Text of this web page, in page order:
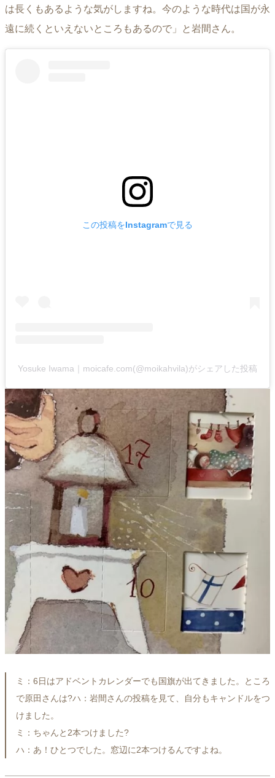
は長くもあるような気がしますね。今のような時代は国が永
遠に続くといえないところもあるので」と岩間さん。
この投稿をInstagramで見る
Yosuke Iwama｜moicafe.com(@moikahvila)がシェアした投稿
ミ：6日はアドベントカレンダーでも国旗が出てきました。ところ
で原田さんは?ハ：岩間さんの投稿を見て、自分もキャンドルをつ
けました。
ミ：ちゃんと2本つけました?
ハ：あ！ひとつでした。窓辺に2本つけるんですよね。